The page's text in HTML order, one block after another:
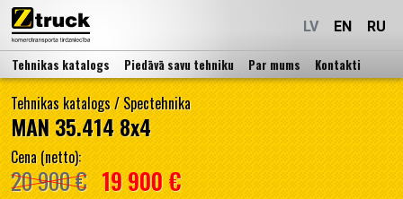
LV EN RU
Tehnikas katalogs Piedāvā savu tehniku Par mums Kontakti
Tehnikas katalogs/Spectehnika
MAN 35.414 8x4
Cena (netto):
20 900 € 19 900 €